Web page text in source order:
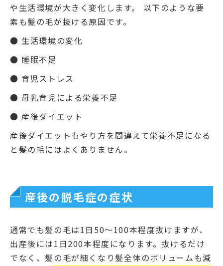
や生活環境が大きく変化します。 以下のような要
素も髪の毛が抜ける原因です。
● 生活環境の変化
● 睡眠不足
● 育児ストレス
● 母乳育児による栄養不足
● 産後ダイエット
産後ダイエットもやり方を間違えて栄養不足になる
と髪の毛にはよくありません。
産後の脱毛症の症状
通常でも髪の毛は1日50～100本程度抜けますが、
出産後には1日200本程度になります。抜けるだけ
でなく、髪の毛が細くなり髪全体のボリュームも減